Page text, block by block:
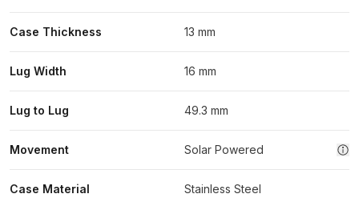
Case Thickness 13 mm
Lug Width 16 mm
Lug to Lug 49.3 mm
Movement Solar Powered
Case Material Stainless Steel